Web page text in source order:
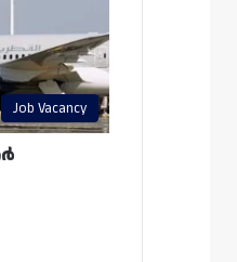
Job Vacancy